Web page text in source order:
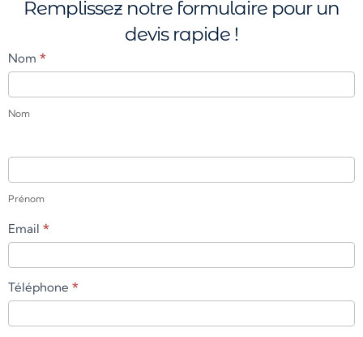
Remplissez notre formulaire pour un
devis rapide !
Contact
Us
2
Nom *
Nom
Prénom
Email *
Téléphone *